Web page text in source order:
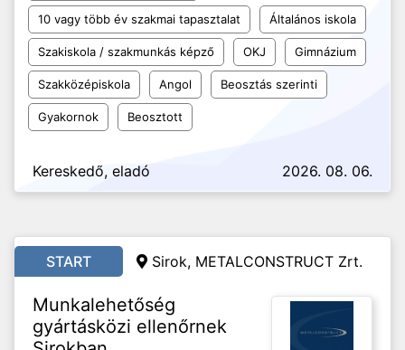
10 vagy több év szakmai tapasztalat Általános iskola
Szakiskola / szakmunkás képző OKJ Gimnázium
Szakközépiskola Angol Beosztás szerinti
Gyakornok Beosztott
Kereskedő, eladó 2026. 08. 06.
START Sirok, METALCONSTRUCT Zrt.
Munkalehetőség
gyártásközi ellenőrnek